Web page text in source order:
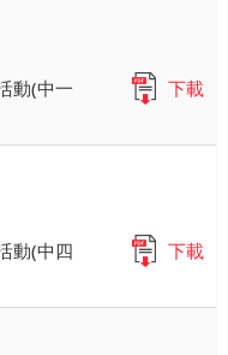
動(中一
下載
動(中四
下載